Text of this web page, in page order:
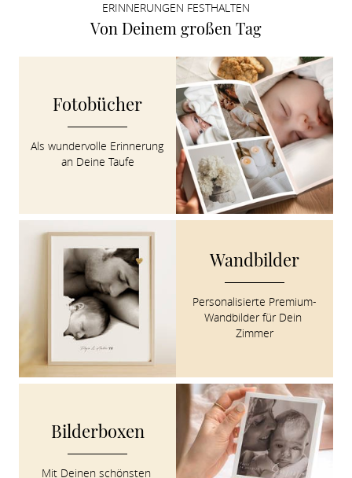
ERINNERUNGEN FESTHALTEN
Von Deinem großen Tag
Fotobücher
Als wundervolle Erinnerung
an Deine Taufe
Wandbilder
Personalisierte Premium-
Wandbilder für Dein
Zimmer
Bilderboxen
Mit Deinen schönsten